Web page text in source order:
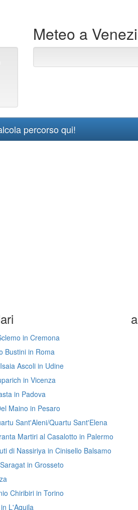
Meteo a
percorso qui!
in Cremona
Bustini in Roma
Ascoli in Udine
in Vicenza
in Padova
Maino in Pesaro
Sant'Aleni/Quartu Sant'Elena
Martiri al Casalotto in Palermo
di Nassiriya in Cinisello Balsamo
in Grosseto
Chiribiri in Torino
L'Aquila